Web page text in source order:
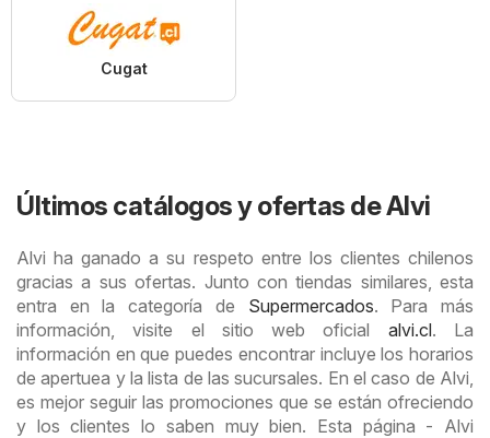
Cugat
Últimos catálogos y ofertas de Alvi
Alvi ha ganado a su respeto entre los clientes chilenos
gracias a sus ofertas. Junto con tiendas similares, esta
entra en la categoría de Supermercados. Para más
información, visite el sitio web oficial alvi.cl. La
información en que puedes encontrar incluye los horarios
de apertuea y la lista de las sucursales. En el caso de Alvi,
es mejor seguir las promociones que se están ofreciendo
y los clientes lo saben muy bien. Esta página - Alvi